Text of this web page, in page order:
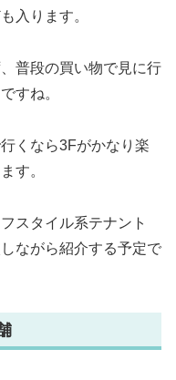
入ります。
普段の買い物で見に行
すね。
くなら3Fがかなり楽
す。
スタイル系テナント
ながら紹介する予定で